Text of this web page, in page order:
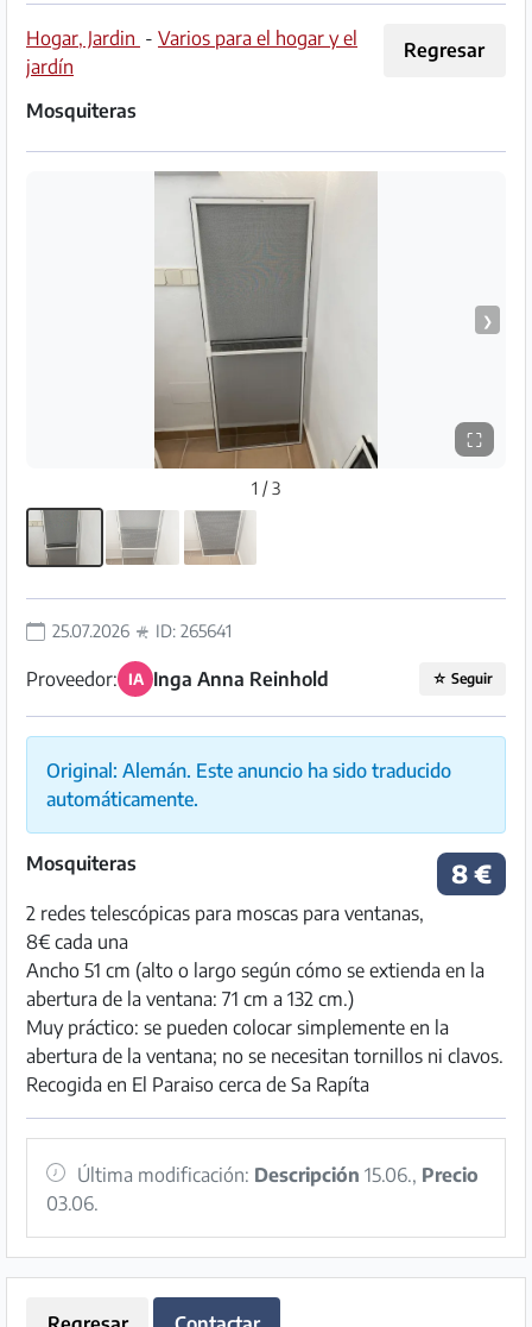
Privacidad
de
uso
Regresar
Hogar, Jardin - Varios para el hogar y el
jardín
Mosquiteras
❯
⛶
1 / 3
25.07.2026 ID: 265641
Proveedor: IA Inga Anna Reinhold ☆ Seguir
Original: Alemán. Este anuncio ha sido traducido
automáticamente.
8 €
Mosquiteras
2 redes telescópicas para moscas para ventanas,
8€ cada una
Ancho 51 cm (alto o largo según cómo se extienda en la
abertura de la ventana: 71 cm a 132 cm.)
Muy práctico: se pueden colocar simplemente en la
abertura de la ventana; no se necesitan tornillos ni clavos.
Recogida en El Paraiso cerca de Sa Rapíta
Última modificación: Descripción 15.06., Precio
03.06.